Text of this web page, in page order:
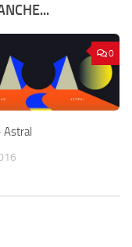
0
Astral